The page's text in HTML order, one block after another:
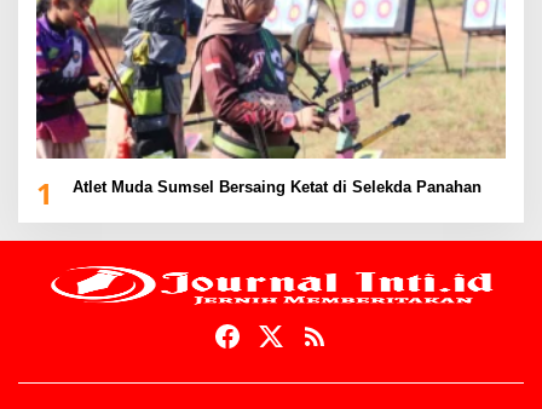
1 Atlet Muda Sumsel Bersaing Ketat di Selekda Panahan